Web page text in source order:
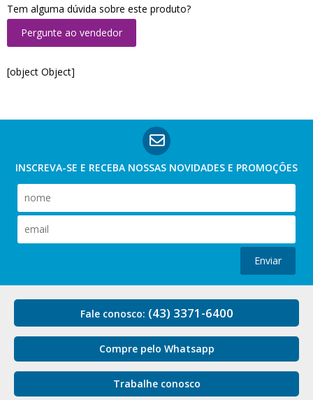
Tem alguma dúvida sobre este produto?
Pergunte ao vendedor
[object Object]
INSCREVA-SE E RECEBA NOSSAS NOVIDADES E PROMOÇÕES
Enviar
Fale conosco: (43) 3371-6400
Compre pelo Whatsapp
Trabalhe conosco